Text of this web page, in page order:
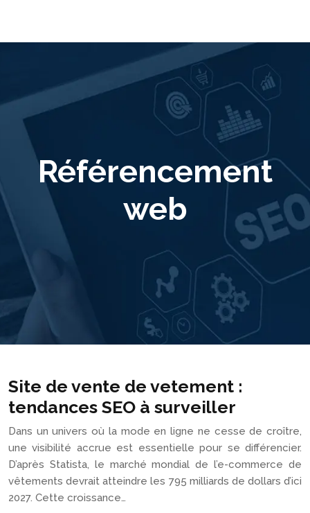
Référencement
web
Site de vente de vetement :
tendances SEO à surveiller
Dans un univers où la mode en ligne ne cesse de croître,
une visibilité accrue est essentielle pour se différencier.
D’après Statista, le marché mondial de l’e-commerce de
vêtements devrait atteindre les 795 milliards de dollars d’ici
2027. Cette croissance…